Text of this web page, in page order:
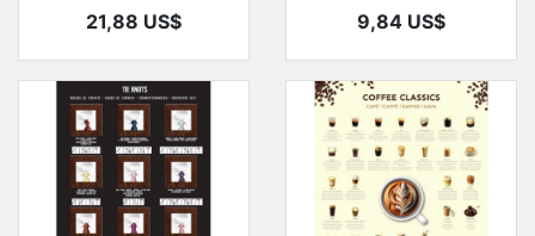
Cena
21,88 US$ Cena
9,84 US$